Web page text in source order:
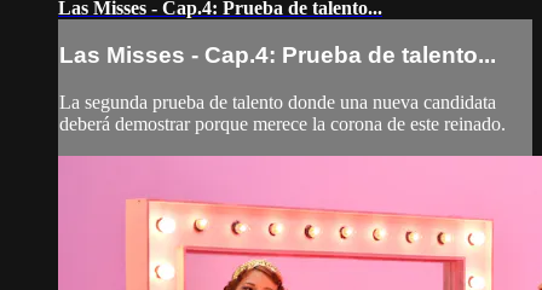
Las Misses - Cap.4: Prueba de talento...
Las Misses - Cap.4: Prueba de talento...
La segunda prueba de talento donde una nueva candidata
deberá demostrar porque merece la corona de este reinado.